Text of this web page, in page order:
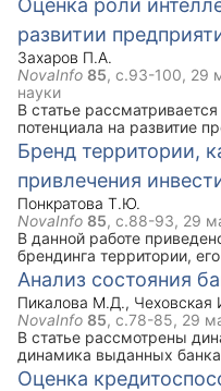
Оценка роли
развитии
Захаров П.А.
NovaInfo 85, с.93-100, 29
науки
В статье
потенциала на развитие
Бренд территории,
привлечения
Понкратова Т.Ю.
NovaInfo 85, с.88-93, 29
В данной работе
брендинга территории,
региона на
последнего; а также
реализации..
Анализ состояния
Пикалова М.Д., Чеховская
NovaInfo 85, с.78-85, 29
В статье рассмотрены
динамика выданных
процентные ставки по
Оценка